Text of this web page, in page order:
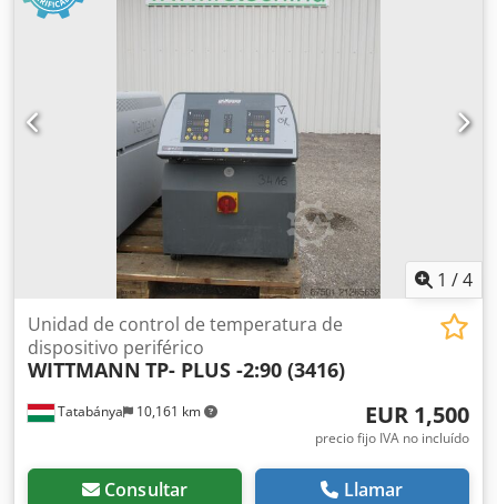
1 /4
Tatabánya 10,161 km
Unidad de control de temperatura de
dispositivo periférico
WITTMANN TP- PLUS -2:90 (3416)
EUR 1,500
precio fijo IVA no incluído
Consultar Llamar